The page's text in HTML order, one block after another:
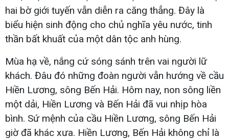
hai bờ giới tuyến vẫn diễn ra căng thẳng. Đây là
biểu hiện sinh động cho chủ nghĩa yêu nước, tinh
thần bất khuất của một dân tộc anh hùng.
Mùa hạ về, nắng cứ sóng sánh trên vai người lữ
khách. Đâu đó những đoàn người vẫn hướng về cầu
Hiền Lương, sông Bến Hải. Hôm nay, non sông liền
một dải, Hiền Lương và Bến Hải đã vui nhịp hòa
bình. Sứ mệnh của cầu Hiền Lương, sông Bến Hải
giờ đã khác xưa. Hiền Lương, Bến Hải không chỉ là